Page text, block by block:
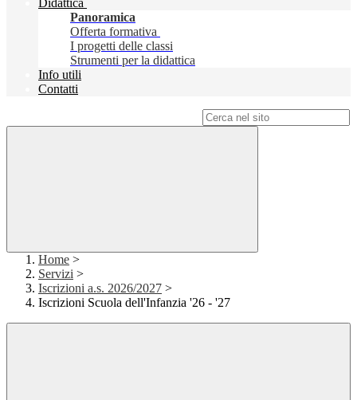
Didattica
Panoramica
Offerta formativa
I progetti delle classi
Strumenti per la didattica
Info utili
Contatti
Home >
Servizi >
Iscrizioni a.s. 2026/2027 >
Iscrizioni Scuola dell'Infanzia '26 - '27